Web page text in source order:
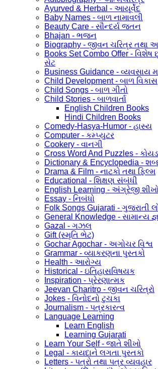
Ayurved & Herbal - આયૂર્વેદ
Baby Names - બાળ નામાવલી
Beauty Care - સૌન્દર્ય જતન
Bhajan - ભજન
Biography - જીવન ચરિત્ર તથા
Books Set Combo Offer - વિશેષ
સેટ
Business Guidance - વ્યવસાય
Child Development - બાળ વિકાસ
Child Songs - બાળ ગીતો
Child Stories - બાળવાર્તા
English Children Books
Hindi Children Books
Comedy-Hasya-Humor - હાસ્ય
Computer - કમ્પ્યુટર
Cookery - વાનગી
Cross Word And Puzzles -
Dictionary & Encyclopedia -
Drama & Film - નાટકો તથા ફિલ્મ
Educational - શિક્ષણ સંબંધી
English Learning - અંગ્રેજી
Essay - નિબંધો
Folk Songs Gujarati - ગુજરાતી
General Knowledge - સામાન્ય
Gazal - ગઝલ
Gift (સ્મૃતિ ભેટ)
Gochar Agochar - અગોચર વિશ્વ
Grammar - વ્યાકરણના પુસ્તકો
Health - આરોગ્ય
Historical - ઇતિહાસવિષયક
Inspiration - પ્રેરણાત્મક
Jeevan Charitro - જીવન ચરિત્રો
Jokes - વિનોદનો ટુચકા
Journalism - પત્રકારત્વ
Language Learning
Learn English
Learning Gujarati
Learn Your Self - જાતે શીખો
Legal - કાયદાને લગતા પુસ્તકો
Letters - પત્રો તથા પત્ર વ્યવહાર